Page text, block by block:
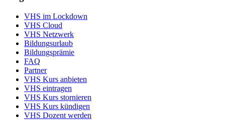
VHS im Lockdown
VHS Cloud
VHS Netzwerk
Bildungsurlaub
Bildungsprämie
FAQ
Partner
VHS Kurs anbieten
VHS eintragen
VHS Kurs stornieren
VHS Kurs kündigen
VHS Dozent werden